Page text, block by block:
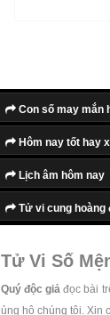
Con số may mắn
Hôm nay tốt hay
Lịch âm hôm nay
Tử vi cung hoàng
Tử Vi Số
Quý độc giả đọc bài
ủng hộ chúng tôi. Xin